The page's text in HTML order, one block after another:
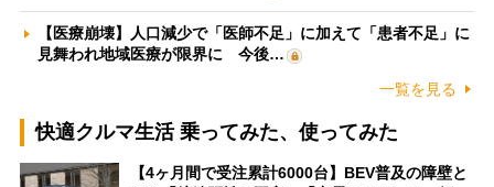
【医療崩壊】人口減少で「医師不足」に加えて「患者不足」に
見舞われ地域医療が限界に 今後…
一覧を見る
快適クルマ生活 乗ってみた、使ってみた
【4ヶ月間で受注累計6000台】BEV普及の障壁と